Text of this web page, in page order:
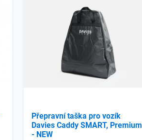
Přepravní taška pro vozík
Davies Caddy SMART, Premium
- NEW